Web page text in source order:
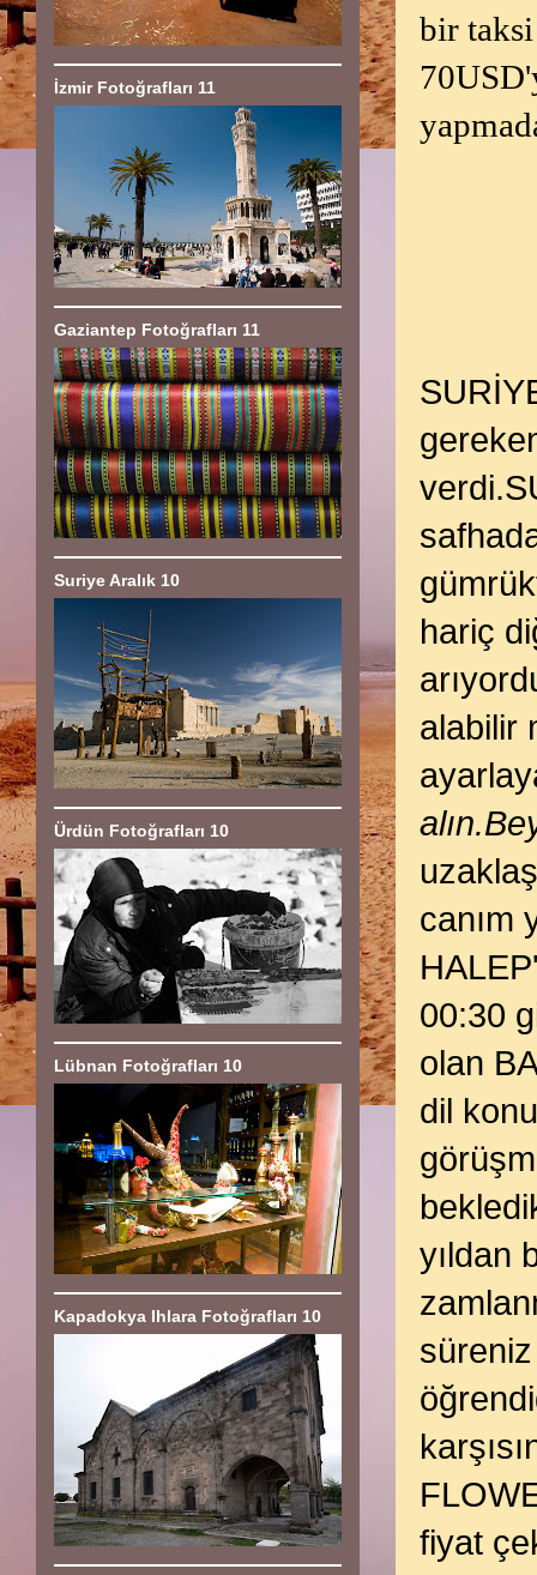
bir
hariç
alabilir
canım
00:30
olan
dil
yıldan
fiyat
İzmir Fotoğrafları 11
Gaziantep Fotoğrafları 11
Suriye Aralık 10
Ürdün Fotoğrafları 10
Lübnan Fotoğrafları 10
Kapadokya Ihlara Fotoğrafları 10